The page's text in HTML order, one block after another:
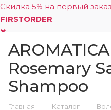
Скидка 5% на первый
FIRSTORDER
AROMATICA
Rosemary
Shampoo
Главная — Каталог —